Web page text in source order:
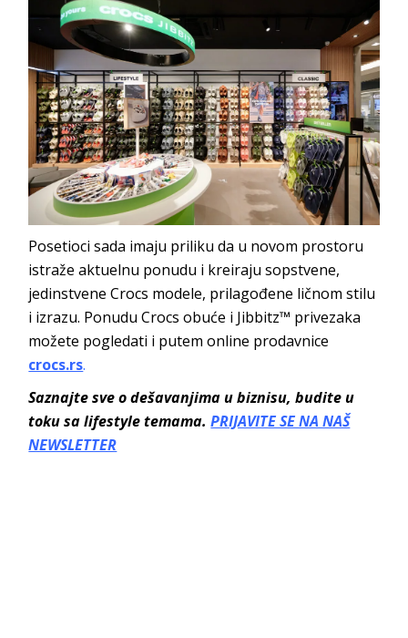
Posetioci sada imaju priliku da u novom prostoru
istraže aktuelnu ponudu i kreiraju sopstvene,
jedinstvene Crocs modele, prilagođene ličnom stilu
i izrazu. Ponudu Crocs obuće i Jibbitz™ privezaka
možete pogledati i putem online prodavnice
crocs.rs.
Saznajte sve o dešavanjima u biznisu, budite u
toku sa lifestyle temama.PRIJAVITE SE NA NAŠ
NEWSLETTER